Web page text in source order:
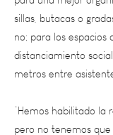
no; para los
distanciamiento
metros entre
“Hemos habilitado la
pero no tenemos